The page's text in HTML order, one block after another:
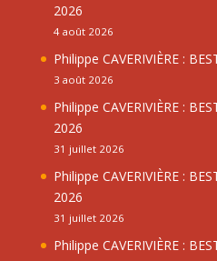
2026
4 août 2026
Philippe CAVERIVIÈRE :
3 août 2026
Philippe CAVERIVIÈRE :
2026
31 juillet 2026
Philippe CAVERIVIÈRE :
2026
31 juillet 2026
Philippe CAVERIVIÈRE :